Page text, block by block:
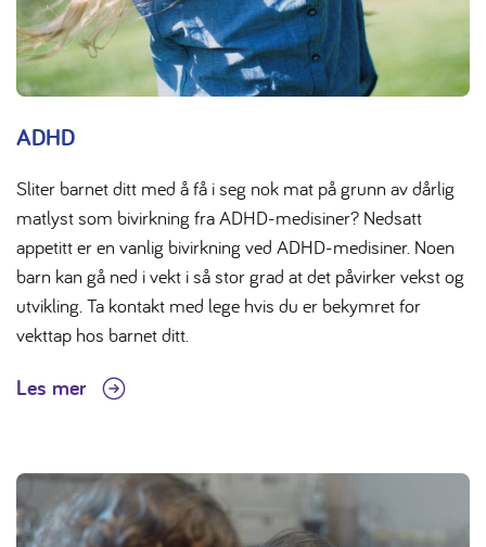
ADHD
Sliter barnet ditt med å få i seg nok mat på grunn av dårlig
matlyst som bivirkning fra ADHD-medisiner? Nedsatt
appetitt er en vanlig bivirkning ved ADHD-medisiner. Noen
barn kan gå ned i vekt i så stor grad at det påvirker vekst og
utvikling. Ta kontakt med lege hvis du er bekymret for
vekttap hos barnet ditt.
Les mer